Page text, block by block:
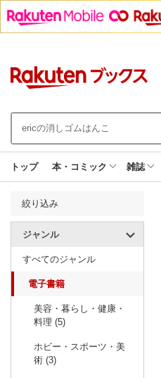
トップ 本・コミック 雑誌
絞り込み
ジャンル
すべてのジャンル
電子書籍
美容・暮らし・健康・
料理 (5)
ホビー・スポーツ・美
術 (3)